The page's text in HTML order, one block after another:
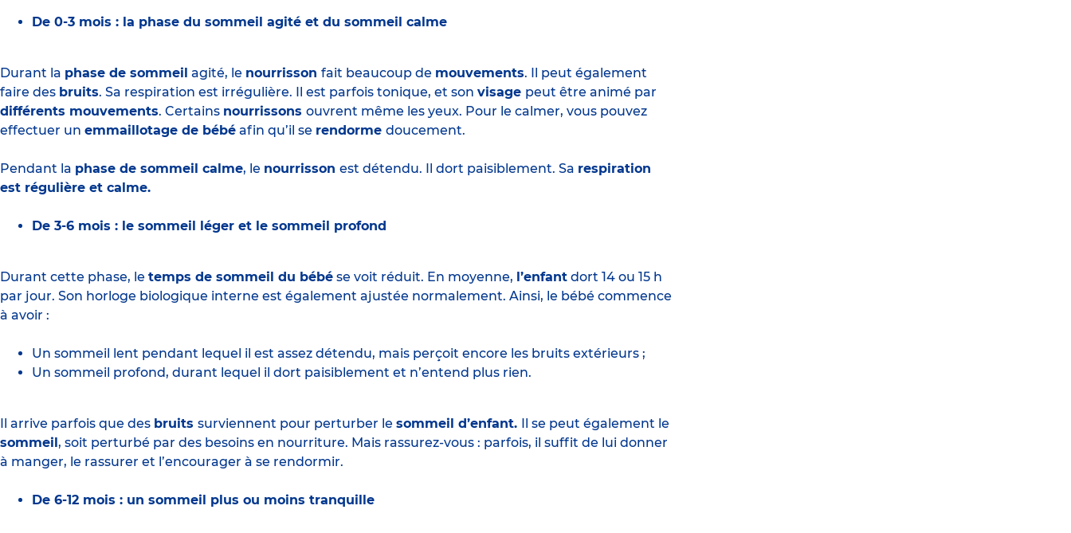
De 0-3 mois : la phase du sommeil agité et du sommeil calme
Durant la phase de sommeil agité, le nourrisson fait beaucoup de mouvements. Il peut également
faire des bruits. Sa respiration est irrégulière. Il est parfois tonique, et son visage peut être animé par
différents mouvements. Certains nourrissons ouvrent même les yeux. Pour le calmer, vous pouvez
effectuer un emmaillotage de bébé afin qu’il se rendorme doucement.
Pendant la phase de sommeil calme, le nourrisson est détendu. Il dort paisiblement. Sa respiration
est régulière et calme.
De 3-6 mois : le sommeil léger et le sommeil profond
Durant cette phase, le temps de sommeil du bébé se voit réduit. En moyenne, l’enfant dort 14 ou 15 h
par jour. Son horloge biologique interne est également ajustée normalement. Ainsi, le bébé commence
à avoir :
Un sommeil lent pendant lequel il est assez détendu, mais perçoit encore les bruits extérieurs ;
Un sommeil profond, durant lequel il dort paisiblement et n’entend plus rien.
Il arrive parfois que des bruits surviennent pour perturber le sommeil d’enfant.
Il se peut également le
sommeil , soit perturbé par des besoins en nourriture. Mais rassurez-vous : parfois, il suffit de lui donner
à manger, le rassurer et l’encourager à se rendormir.
De 6-12 mois : un sommeil plus ou moins tranquille